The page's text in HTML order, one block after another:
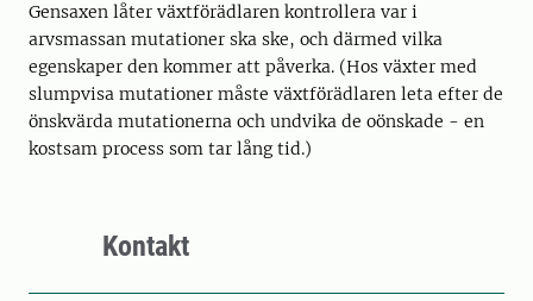
Gensaxen låter växtförädlaren kontrollera var i
arvsmassan mutationer ska ske, och därmed vilka
egenskaper den kommer att påverka. (Hos växter med
slumpvisa mutationer måste växtförädlaren leta efter de
önskvärda mutationerna och undvika de oönskade - en
kostsam process som tar lång tid.)
Kontakt